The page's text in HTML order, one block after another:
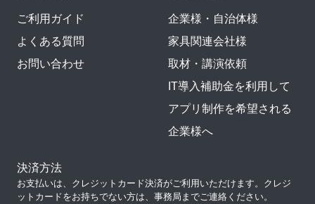
ご利用ガイド
よくある質問
お問い合わせ
企業様・自治体様
家具関連会社様
取材・講演依頼
IT導入補助金を利用して
アプリ制作を希望される
企業様へ
決済方法
お支払いは、クレジットカード決済がご利用いただけます。クレジ
ットカードをお持ちでない方は、事務局までご連絡ください。